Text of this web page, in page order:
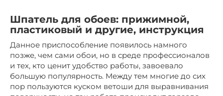
Шпатель для обоев: прижимной,
пластиковый и другие, инструкция
Данное приспособление появилось намного
позже, чем сами обои, но в среде профессионалов
и тех, кто ценит удобство работы, завоевало
большую популярность. Между тем многие до сих
пор пользуются куском ветоши для выравнивания